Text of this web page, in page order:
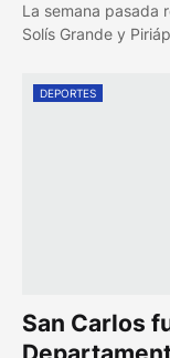
La semana pasada
Solís Grande y
DEPORTES
San Carlos